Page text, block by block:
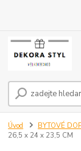
Úvod BYTOVÉ
26,5 x 24 x 23,5 CM